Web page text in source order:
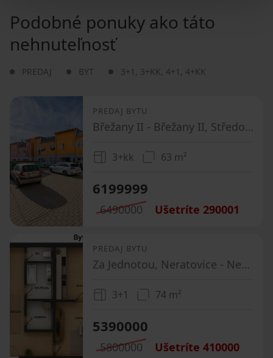
Podobné ponuky ako táto
nehnuteľnosť
PREDAJ BYT 3+1 , 3+KK, 4+1 , 4+KK
PREDAJ BYTU
Břežany II - Břežany II, Středočeský kraj
3+kk 63 m²
6199999
6490000 Ušetríte 290001
PREDAJ BYTU
Za Jednotou, Neratovice - Neratovice, Středočeský kraj
3+1 74 m²
5390000
5800000 Ušetríte 410000